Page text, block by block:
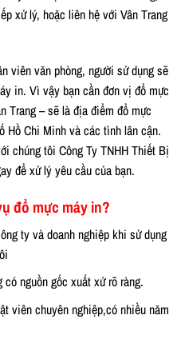
xử lý, hoặc liên hệ với Vân Trang
viên văn phòng, người sử dụng sẽ
in. Vì vậy bạn cần đơn vị đổ mực
Trang – sẽ là địa điểm đổ mực
Hồ Chi Minh và các tình lân cận.
chúng tôi Công Ty TNHH Thiết Bị
để xử lý yêu cầu của bạn.
đổ mực máy in?
ty và doanh nghiệp khi sử dụng
nguồn gốc xuất xứ rõ ràng.
viên chuyên nghiệp,có nhiều năm